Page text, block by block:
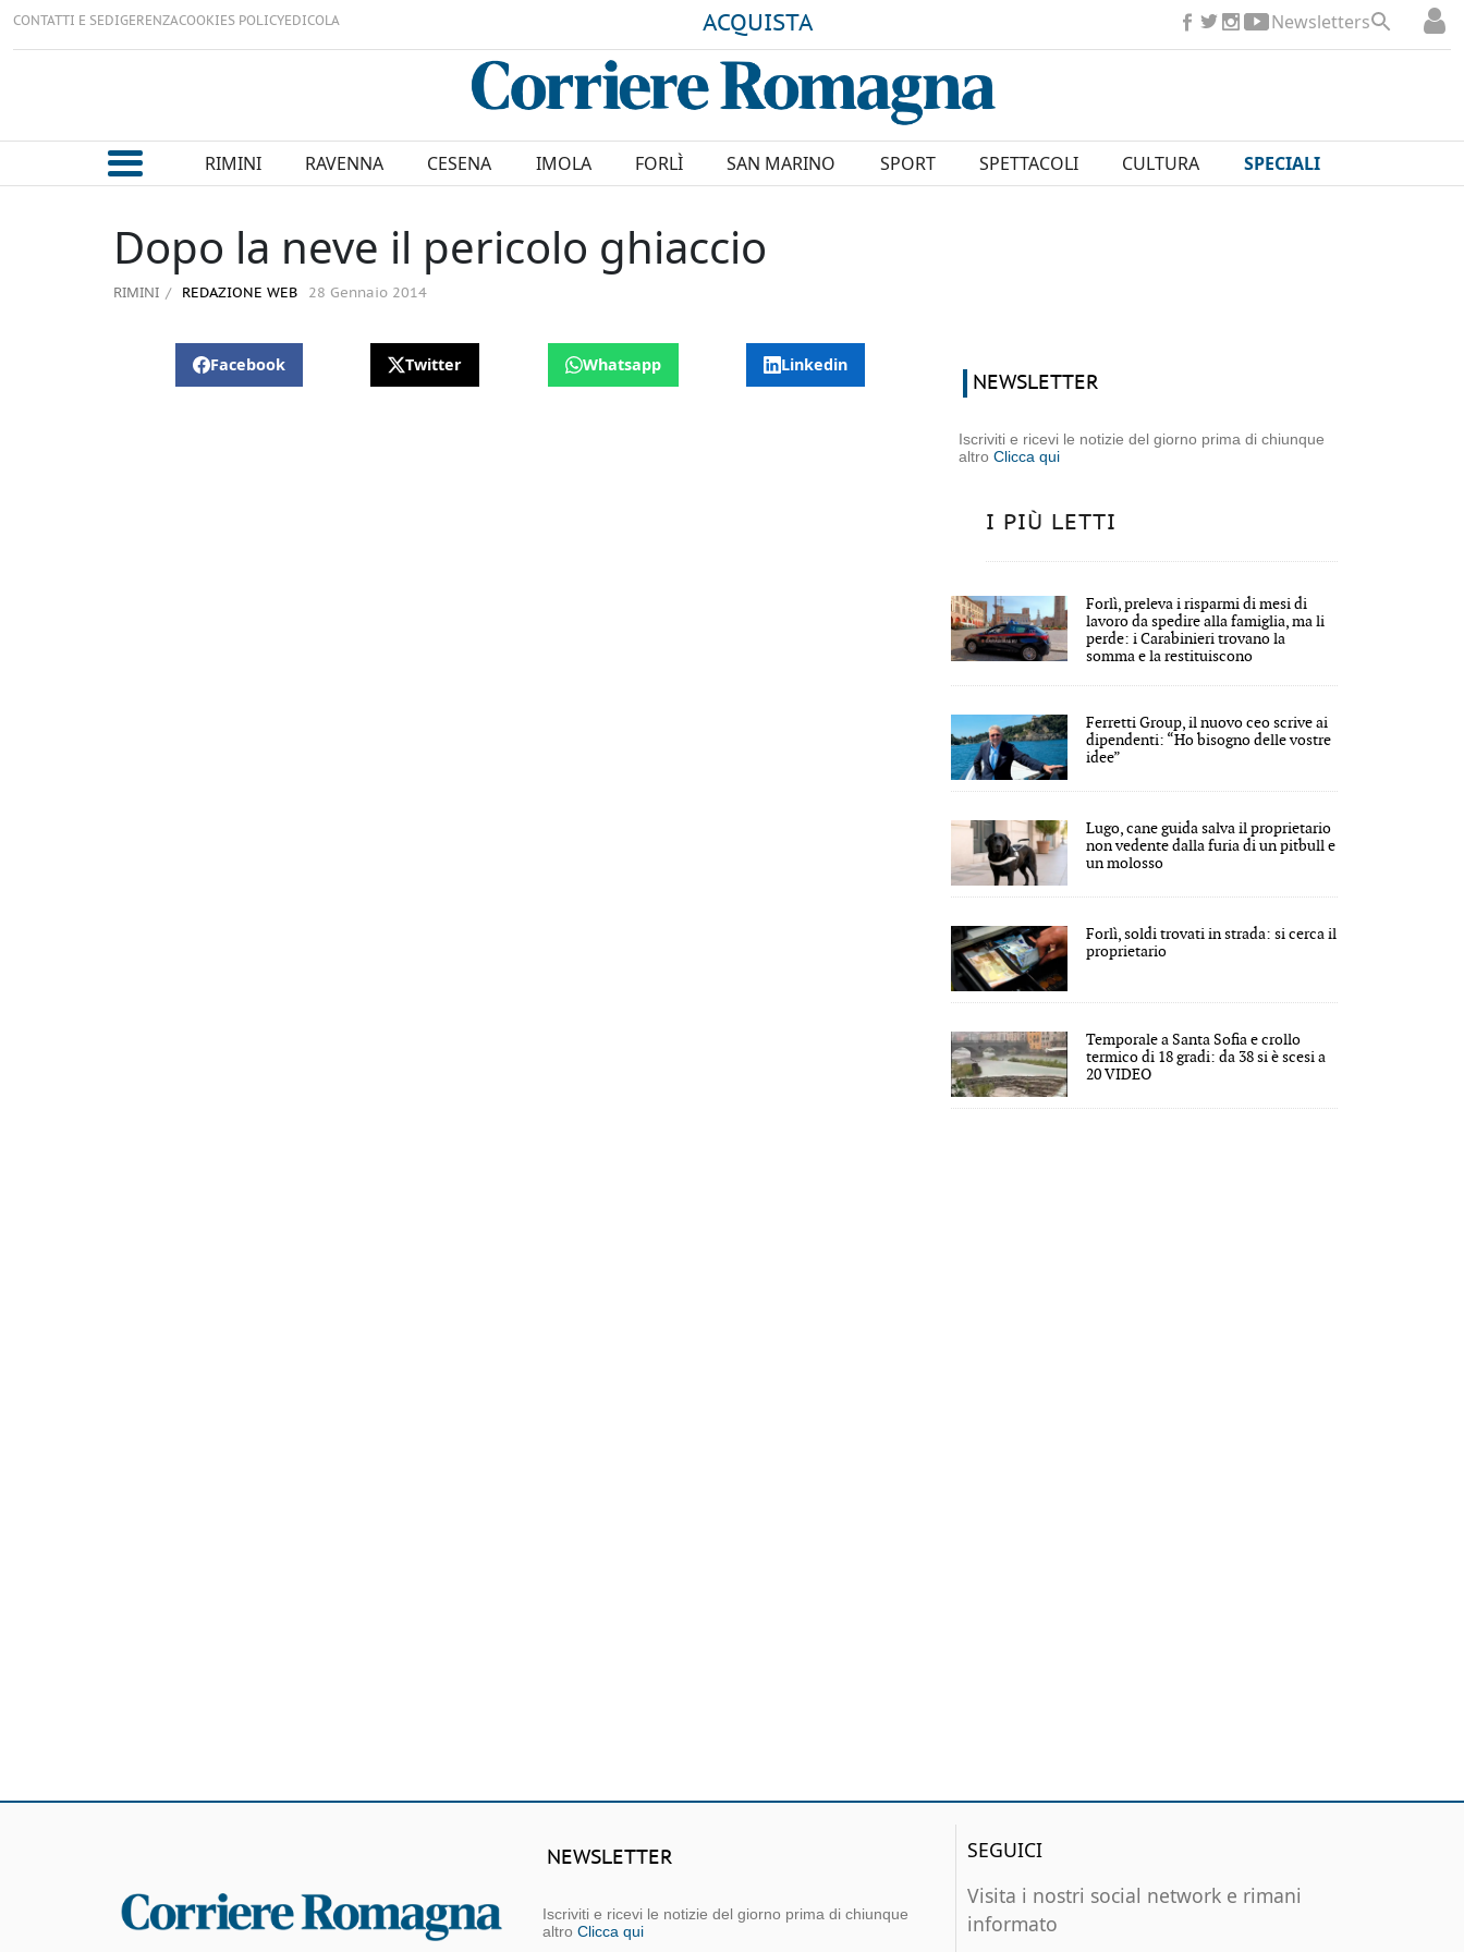
CONTATTI E SEDIGERENZACOOKIES POLICYEDICOLA ACQUISTA Newsletters
RIMINI RAVENNA CESENA IMOLA FORLÌ SAN MARINO SPORT SPETTACOLI CULTURA SPECIALI
Dopo la neve il pericolo ghiaccio
RIMINI REDAZIONE WEB 28 Gennaio 2014
Facebook Twitter Whatsapp Linkedin
NEWSLETTER
Iscriviti e ricevi le notizie del giorno prima di chiunque
altroClicca qui
I PIÙ LETTI
Forlì, preleva i risparmi di mesi di
lavoro da spedire alla famiglia, ma li
perde: i Carabinieri trovano la
somma e la restituiscono
Ferretti Group, il nuovo ceo scrive ai
dipendenti: “Ho bisogno delle vostre
idee”
Lugo, cane guida salva il proprietario
non vedente dalla furia di un pitbull e
un molosso
Forlì, soldi trovati in strada: si cerca il
proprietario
Temporale a Santa Sofia e crollo
termico di 18 gradi: da 38 si è scesi a
20 VIDEO
NEWSLETTER
Iscriviti e ricevi le notizie del giorno prima di chiunque
altro Clicca qui
SEGUICI
Visita i nostri social network e rimani
informato